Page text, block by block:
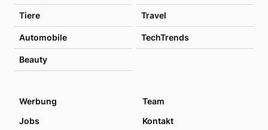
Tiere Travel
Automobile TechTrends
Beauty
Werbung
Team
Jobs
Kontakt